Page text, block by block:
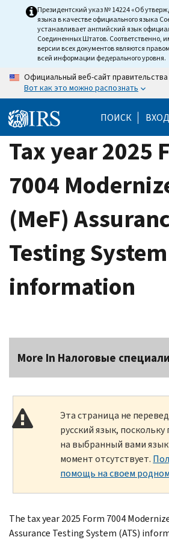
Президентский указ № 14224 «Об
языка в качестве официального языка
устанавливает английский язык
Соединенных Штатов. Соответственно,
версии всех документов являются
всей информации федерального уровня.
Официальный веб-сайт
Вот как это можно распознать
ПОИСК
Tax year 2025
7004
(MeF)
Testing System
information
More In Налоговые
Эта страница не
русский язык, поскольку
на выбранный вами
момент отсутствует.
помощь на своем
The tax year 2025 Form 7004
Assurance Testing System (ATS)